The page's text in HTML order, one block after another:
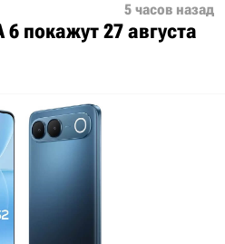
5 часов назад
покажут 27 августа